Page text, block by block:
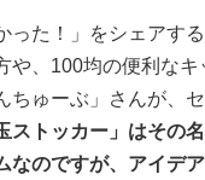
った！」をシェアす
や、100均の便利な
ちゅーぶ」さんが、
ストッカー」はその
なのですが、アイデ